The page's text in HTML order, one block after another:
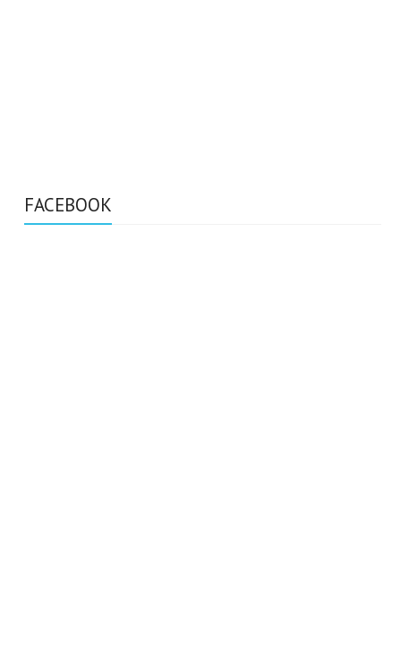
FACEBOOK